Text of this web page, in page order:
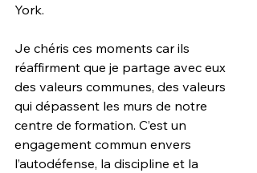
York.
Je chéris ces moments car ils
réaffirment que je partage avec eux
des valeurs communes, des valeurs
qui dépassent les murs de notre
centre de formation. C’est un
engagement commun envers
l’autodéfense, la discipline et la